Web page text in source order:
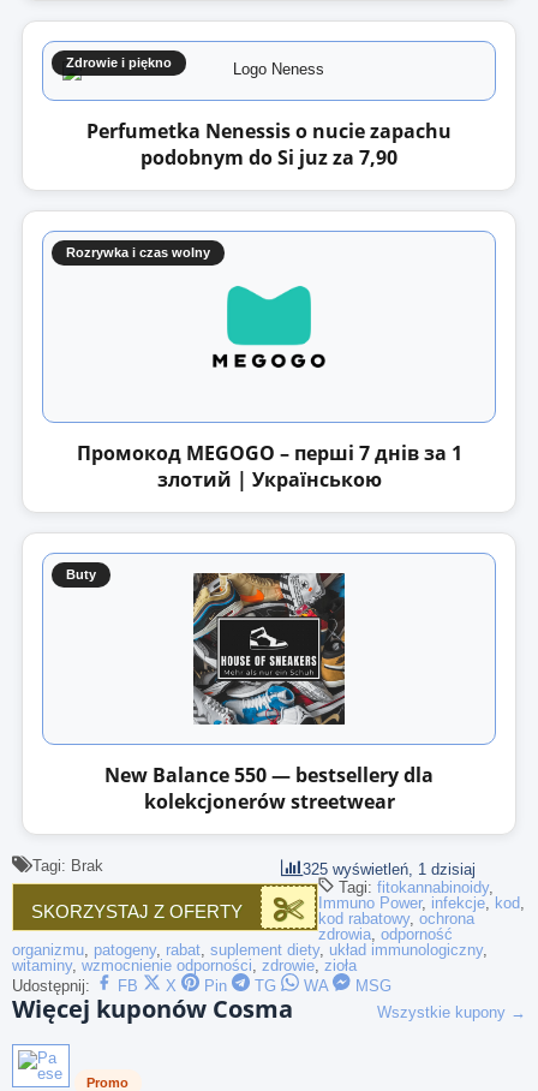
Zdrowie i piękno
Perfumetka Nenessis o nucie zapachu
podobnym do Si juz za 7,90
Rozrywka i czas wolny
Промокод MEGOGO – перші 7 днів за 1
злотий | Українською
Buty
New Balance 550 — bestsellery dla
kolekcjonerów streetwear
Tagi: Brak 325 wyświetleń, 1 dzisiaj
SKORZYSTAJ Z OFERTY
Tagi: fitokannabinoidy,
Immuno Power, infekcje, kod,
kod rabatowy, ochrona
zdrowia, odporność
organizmu, patogeny, rabat, suplement diety, układ immunologiczny,
witaminy, wzmocnienie odporności, zdrowie, zioła
Udostępnij:
FB X Pin TG WA MSG
Więcej kuponów Cosma Wszystkie kupony →
Promo